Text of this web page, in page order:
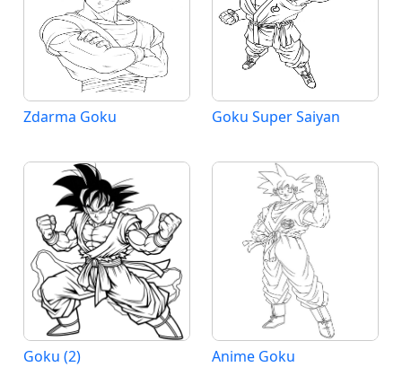
Zdarma Goku Goku Super Saiyan
Goku (2) Anime Goku